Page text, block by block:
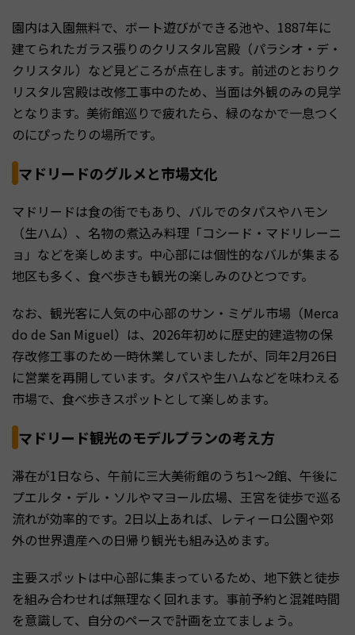
園内は入園無料で、ボート遊びができる池や、1887年に
建てられたガラス張りのクリスタル宮殿（パラシオ・デ・
クリスタル）など見どころが点在します。前述のとおりク
リスタル宮殿は改修工事中のため、当面は外観のみの見学
となります。美術館巡りで疲れたら、緑のなかで一息つく
のにぴったりの場所です。
マドリードのグルメと市場文化
マドリードは食の街でもあり、バルでのタパスやハモン
（生ハム）、名物の煮込み料理「コシード・マドリレーニ
ョ」などを楽しめます。中心部には個性的なバルが集まる
地区も多く、食べ歩きも観光の楽しみのひとつです。
なお、観光客に人気の中心部のサン・ミゲル市場（Merca
do de San Miguel）は、2026年初めに歴史的建造物の保
存改修工事のため一時休業していましたが、同年2月26日
に営業を再開しています。タパスや生ハムなどを味わえる
市場で、食べ歩きスポットとして楽しめます。
マドリード観光のモデルプランの考え方
滞在が1日なら、午前に三大美術館のうち1〜2館、午後に
プエルタ・デル・ソルやマヨール広場、王宮を徒歩で巡る
流れが効率的です。2日以上あれば、レティーロ公園や郊
外の世界遺産への日帰り観光も組み込めます。
主要スポットは中心部に集まっているため、地下鉄と徒歩
を組み合わせれば無理なく回れます。事前予約と混雑時間
を意識して、自分のペースで計画を立てましょう。